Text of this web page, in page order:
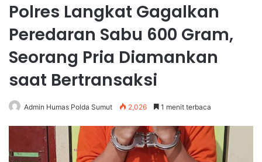
Polres Langkat Gagalkan
Peredaran Sabu 600 Gram,
Seorang Pria Diamankan
saat Bertransaksi
Admin Humas Polda Sumut 2,026 1 menit terbaca